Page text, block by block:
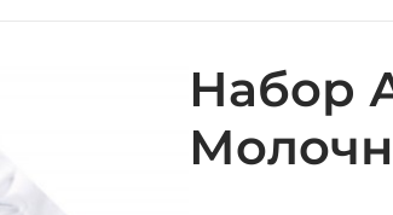
Набор